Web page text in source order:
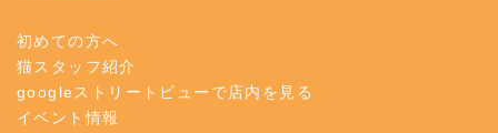
初めての方へ
猫スタッフ紹介
googleストリートビューで店内を見る
イベント情報